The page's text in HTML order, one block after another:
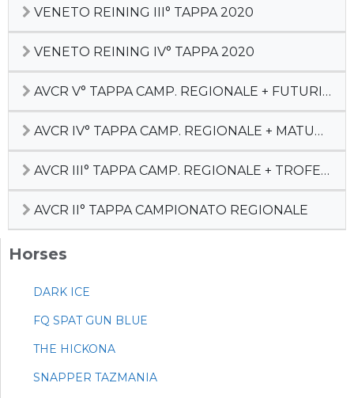
VENETO REINING III° TAPPA 2020
VENETO REINING IV° TAPPA 2020
AVCR V° TAPPA CAMP. REGIONALE + FUTURITY
AVCR IV° TAPPA CAMP. REGIONALE + MATURITY
AVCR III° TAPPA CAMP. REGIONALE + TROFEO SILVIA SGAGGIO
AVCR II° TAPPA CAMPIONATO REGIONALE
Horses
DARK ICE
FQ SPAT GUN BLUE
THE HICKONA
SNAPPER TAZMANIA